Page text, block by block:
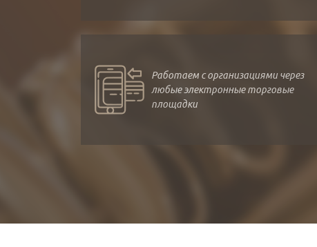
Работаем с организациями через
любые электронные торговые
площадки